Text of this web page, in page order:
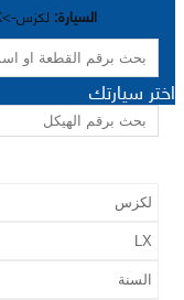
السيارة: لكزس->LX->جميع الاختيارات->
اختر سيارتك